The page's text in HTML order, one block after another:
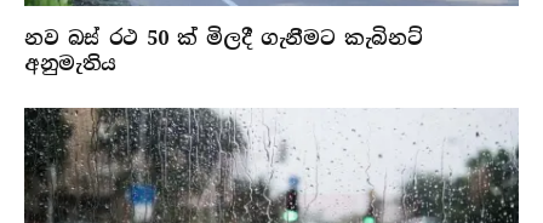
නව බස් රථ 50 ක් මිලදී ගැනීමට කැබිනට්
අනුමැතිය